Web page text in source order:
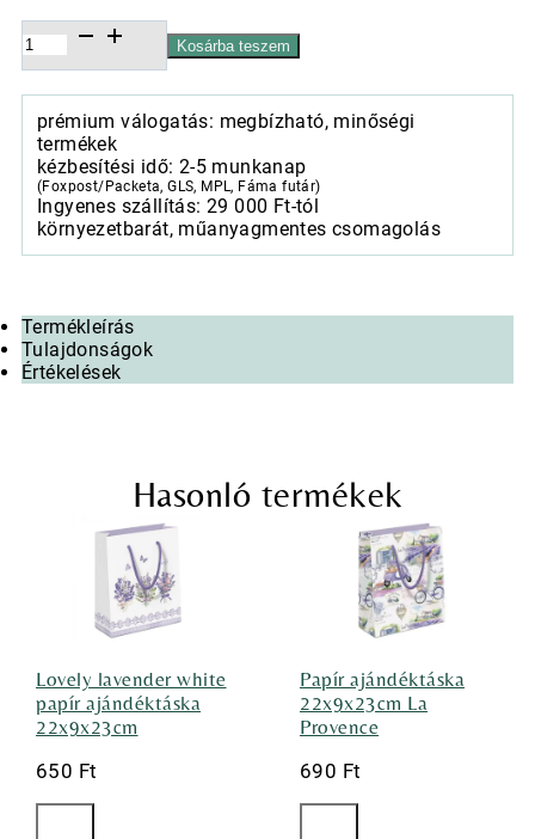
Butterfly
garden
white
papír
ajándéktáska
22x9x23cm
mennyiség
Kosárba teszem
prémium válogatás: megbízható, minőségi
termékek
kézbesítési idő: 2-5 munkanap
(Foxpost/Packeta, GLS, MPL, Fáma futár)
Ingyenes szállítás: 29 000 Ft-tól
környezetbarát, műanyagmentes csomagolás
Termékleírás
Tulajdonságok
Értékelések
Hasonló termékek
Lovely lavender white
papír ajándéktáska
22x9x23cm
650 Ft
Papír ajándéktáska
22x9x23cm La
Provence
690 Ft